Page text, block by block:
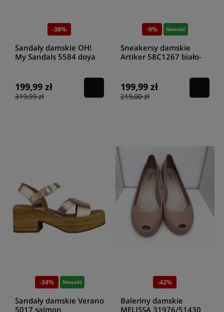
-38%
Sandały damskie OH!
My Sandals 5584 doya
199,99 zł
319,99 zł
-9% Nowość
Sneakersy damskie
Artiker 58C1267 biało-
199,99 zł
219,00 zł
-34% Nowość
Sandały damskie Verano
5017 salmon
-42%
Baleriny damskie
MELISSA 31976/51430